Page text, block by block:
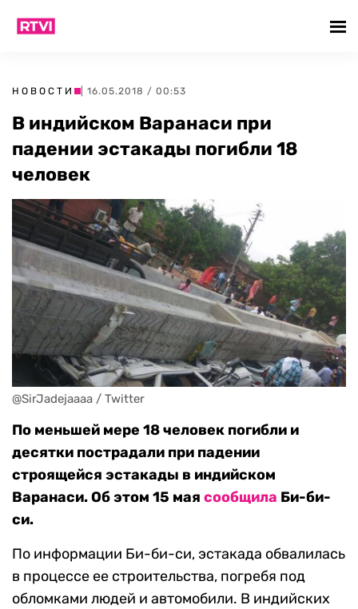
НОВОСТИ | 16.05.2018 / 00:53
В индийском Варанаси при
падении эстакады погибли 18
человек
@SirJadejaaaa / Twitter
По меньшей мере 18 человек погибли и
десятки пострадали при падении
строящейся эстакады в индийском
Варанаси. Об этом 15 мая сообщила Би-би-
си.
По информации Би-би-си, эстакада обвалилась
в процессе ее строительства, погребя под
обломками людей и автомобили. В индийских